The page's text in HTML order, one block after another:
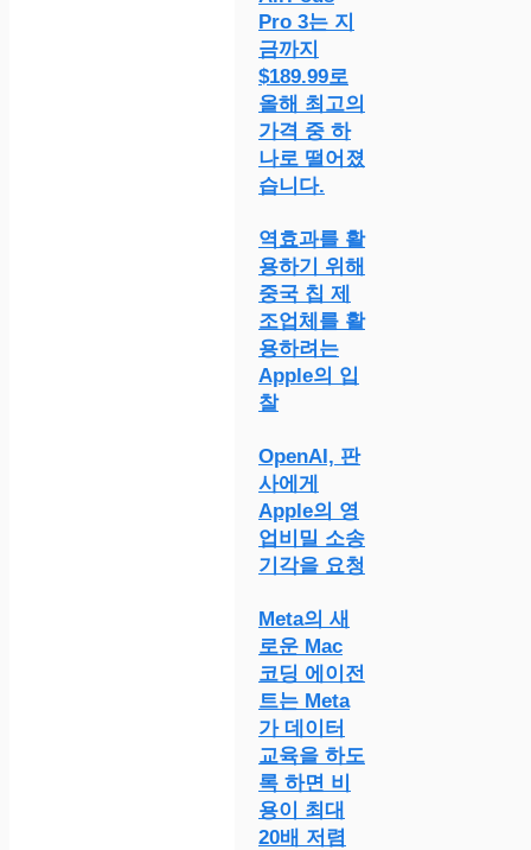
Pro 3는 지
금까지
$189.99로
올해 최고의
가격 중 하
나로 떨어졌
습니다.
역효과를 활
용하기 위해
중국 칩 제
조업체를 활
용하려는
Apple의 입
찰
OpenAI, 판
사에게
Apple의 영
업비밀 소송
기각을 요청
Meta의 새
로운 Mac
코딩 에이전
트는 Meta
가 데이터
교육을 하도
록 하면 비
용이 최대
20배 저렴